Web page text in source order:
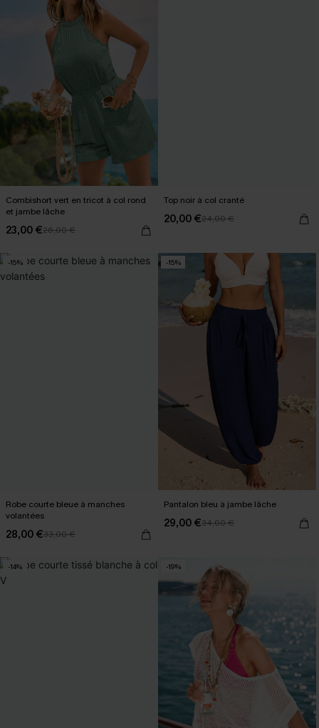
Combishort vert en tricot à col rond
et jambe lâche
23,00 €26,00 €
Top noir à col cranté
20,00 €24,00 €
-15%
Robe courte bleue à manches
volantées
28,00 €33,00 €
-15%
Pantalon bleu à jambe lâche
29,00 €34,00 €
-14% -19%